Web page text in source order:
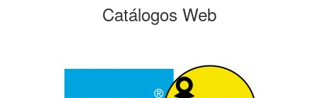
Catálogos Web